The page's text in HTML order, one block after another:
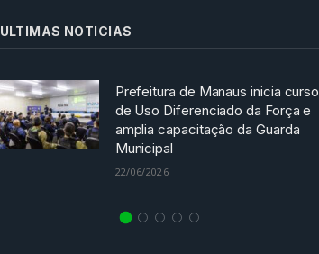
ULTIMAS NOTICIAS
Prefeitura de Manaus inicia curso
de Uso Diferenciado da Força e
amplia capacitação da Guarda
Municipal
22/06/2026